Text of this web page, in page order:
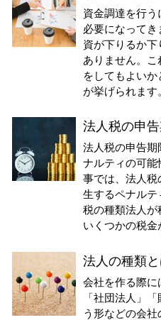
資金調達を行
必要になって
資が下りるか
ありません。
をしてもよい
が挙げられま
法人税の申
法人税の申告
ナルティの可
事では、法人税
生するペナルテ
税の種類法人が
いくつかの税
法人の種類
会社を作る際に
「社団法人」
う形などの会